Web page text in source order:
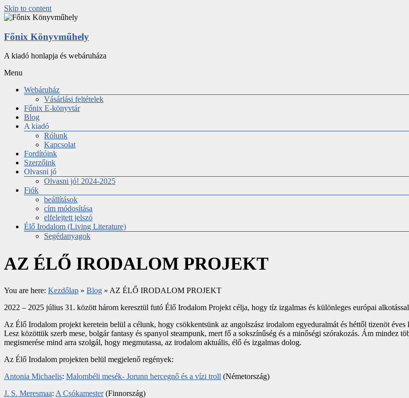
Skip to content
Főnix Könyvműhely
A kiadó honlapja és webáruháza
Menu
Webáruház
Vásárlási feltételek
Főnix E-könyvtár
Blog
A kiadó
Rólunk
Kapcsolat
Fordítóink
Szerzőink
Olvasni jó
Olvasni jó! 2024-2025
Fiók
beállítások
cím módosítása
elfelejtett jelszó
Élő Irodalom (Living Literature)
Segédanyagok
AZ ÉLŐ IRODALOM PROJEKT
You are here: Kezdőlap » Blog » AZ ÉLŐ IRODALOM PROJEKT
2022 – 2025 július 31. között három keresztül futó Élő Irodalom Projekt célja, hogy tíz izgalmas és különleges európai
Az Élő Irodalom projekt keretein belül a célunk, hogy csökkentsünk az angolszász irodalom egyeduralmát és héttől tizenöt
Lesz közöttük szerb mese, bolgár fantasy és spanyol steampunk, mert fő a sokszínűség és a minőségi szórakozás. Ám mindez
megismerése mind arra szolgál, hogy megmutassa, az irodalom aktuális, élő és izgalmas dolog.
Az Élő Irodalom projekten belül megjelenő regények:
Antonia Michaelis: Malombéli mesék- Jorunn hercegnő és a vízi troll (Németország)
J. S. Meresmaa: A Csókamester(Finnország)